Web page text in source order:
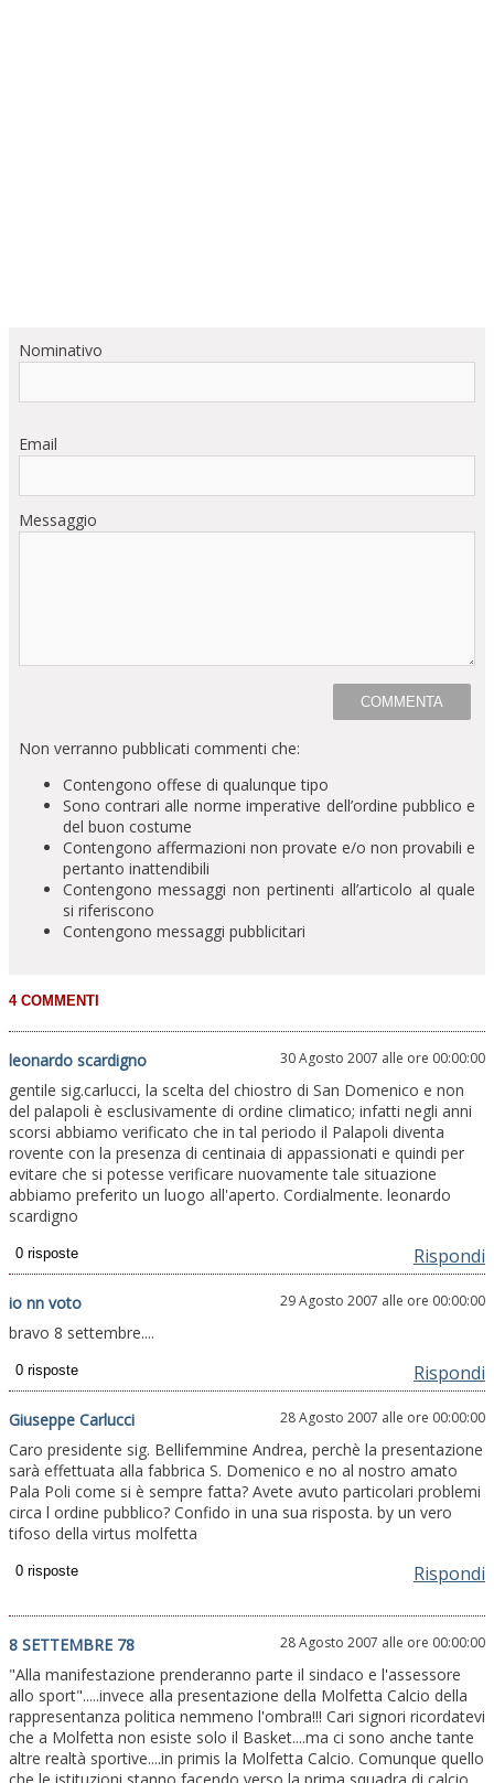
Nominativo
Email
Messaggio
Non verranno pubblicati commenti che:
Contengono offese di qualunque tipo
Sono contrari alle norme imperative dell’ordine pubblico e
del buon costume
Contengono affermazioni non provate e/o non provabili e
pertanto inattendibili
Contengono messaggi non pertinenti all’articolo al quale
si riferiscono
Contengono messaggi pubblicitari
leonardo scardigno 30 Agosto 2007 alle ore 00:00:00
gentile sig.carlucci, la scelta del chiostro di San Domenico e non
del palapoli è esclusivamente di ordine climatico; infatti negli anni
scorsi abbiamo verificato che in tal periodo il Palapoli diventa
rovente con la presenza di centinaia di appassionati e quindi per
evitare che si potesse verificare nuovamente tale situazione
abbiamo preferito un luogo all'aperto. Cordialmente. leonardo
scardigno
Rispondi
io nn voto 29 Agosto 2007 alle ore 00:00:00
bravo 8 settembre....
Rispondi
Giuseppe Carlucci 28 Agosto 2007 alle ore 00:00:00
Caro presidente sig. Bellifemmine Andrea, perchè la presentazione
sarà effettuata alla fabbrica S. Domenico e no al nostro amato
Pala Poli come si è sempre fatta? Avete avuto particolari problemi
circa l ordine pubblico? Confido in una sua risposta. by un vero
tifoso della virtus molfetta
Rispondi
8 SETTEMBRE 78 28 Agosto 2007 alle ore 00:00:00
"Alla manifestazione prenderanno parte il sindaco e l'assessore
allo sport".....invece alla presentazione della Molfetta Calcio della
rappresentanza politica nemmeno l'ombra!!! Cari signori ricordatevi
che a Molfetta non esiste solo il Basket....ma ci sono anche tante
altre realtà sportive....in primis la Molfetta Calcio. Comunque quello